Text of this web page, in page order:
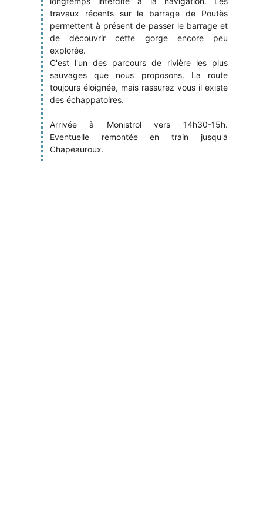
travaux récents sur le barrage de Poutès
permettent à présent de passer le barrage et
de découvrir cette gorge encore peu
explorée.
C'est l'un des parcours de rivière les plus
sauvages que nous proposons. La route
toujours éloignée, mais rassurez vous il existe
des échappatoires.
Arrivée à Monistrol vers 14h30-15h.
Eventuelle remontée en train jusqu'à
Chapeauroux.